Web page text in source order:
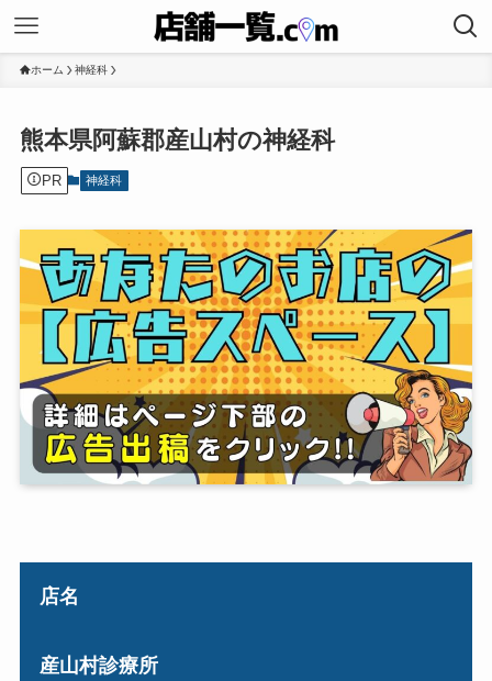
ホーム 神経科
熊本県阿蘇郡産山村の神経科
PR 神経科
店名
産山村診療所